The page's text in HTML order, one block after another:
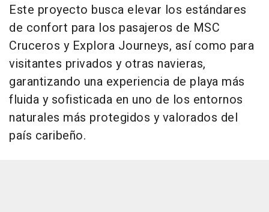
Este proyecto busca elevar los estándares
de confort para los pasajeros de MSC
Cruceros y Explora Journeys, así como para
visitantes privados y otras navieras,
garantizando una experiencia de playa más
fluida y sofisticada en uno de los entornos
naturales más protegidos y valorados del
país caribeño.